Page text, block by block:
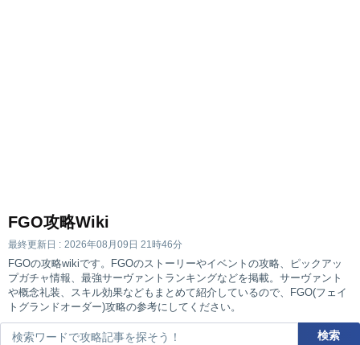
FGO攻略Wiki
最終更新日 : 2026年08月09日 21時46分
FGOの攻略wikiです。FGOのストーリーやイベントの攻略、ピックアッ
プガチャ情報、最強サーヴァントランキングなどを掲載。サーヴァント
や概念礼装、スキル効果などもまとめて紹介しているので、FGO(フェイ
トグランドオーダー)攻略の参考にしてください。